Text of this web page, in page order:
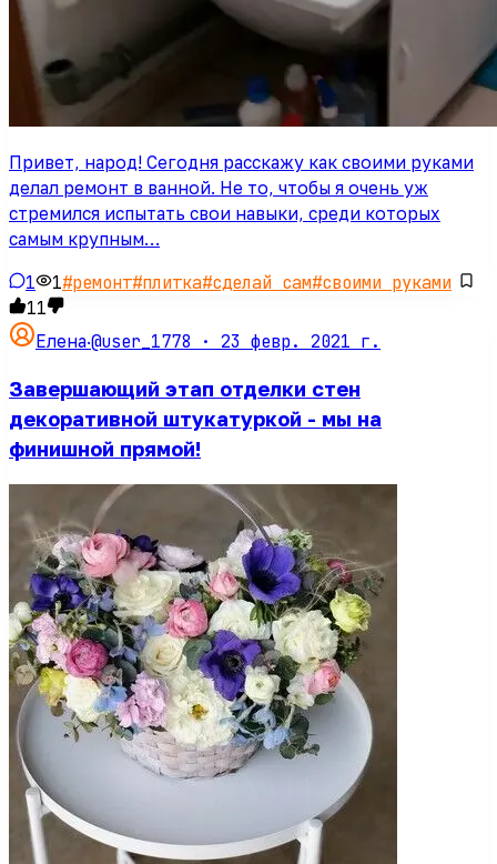
Привет, народ! Сегодня расскажу как своими руками
делал ремонт в ванной. Не то, чтобы я очень уж
стремился испытать свои навыки, среди которых
самым крупным…
1 1#ремонт#плитка#сделай сам#своими руками
11
Елена·@user_1778 · 23 февр. 2021 г.
Завершающий этап отделки стен
декоративной штукатуркой - мы на
финишной прямой!